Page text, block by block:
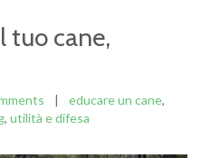
tuo cane,
| educare un cane,
, utilità e difesa